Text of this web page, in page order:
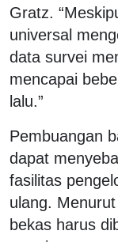
Gratz.
universal
data survei
mencapai
lalu.”
Pembuangan
dapat
fasilitas
ulang.
bekas harus